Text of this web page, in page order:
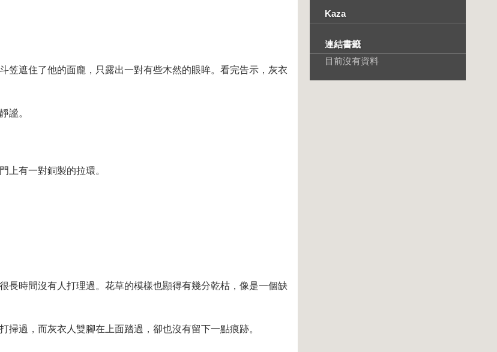
笠遮住了他的面龐，只露出一對有些木然的眼眸。看完告示，灰衣
謐。
上有一對銅製的拉環。
長時間沒有人打理過。花草的模樣也顯得有幾分乾枯，像是一個缺
過，而灰衣人雙腳在上面踏過，卻也沒有留下一點痕跡。
Kaza
連結書籤
目前沒有資料